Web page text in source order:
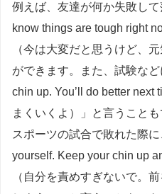
例えば、友達が何か失敗して
know things are tough right
（今は大変だと思うけど、
ができます。また、試験な
chin up. You’ll do better next
まくいくよ）」と言うこと
スポーツの試合で敗れた際
yourself. Keep your chin up
（自分を責めすぎないで。